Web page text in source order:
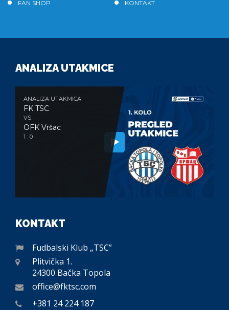
FAN SHOP
KONTAKT
ANALIZA UTAKMICE
ANALIZA UTAKMICA
FK TSC
VS
OFK Vršac
1 : 0
KONTAKT
Fudbalski Klub „TSC”
Plitvička 1.
24300 Bačka Topola
office@fktsc.com
+381 24 224 187